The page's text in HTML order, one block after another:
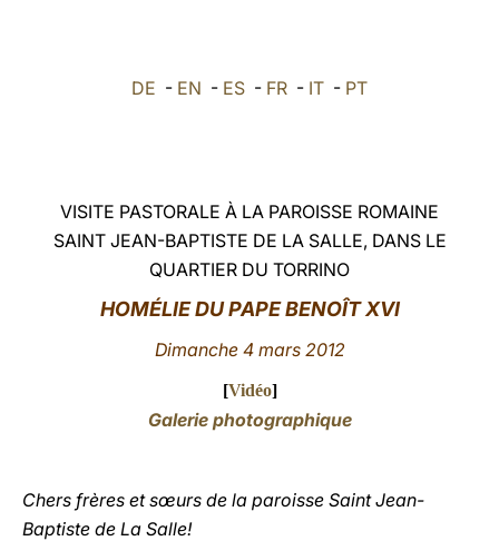
中文
DE - EN - ES - FR - IT - PT
VISITE PASTORALE À LA PAROISSE ROMAINE
SAINT JEAN-BAPTISTE DE LA SALLE, DANS LE
QUARTIER DU TORRINO
HOMÉLIE DU PAPE BENOÎT XVI
Dimanche 4 mars 2012
[Vidéo]
Galerie photographique
Chers frères et sœurs de la paroisse Saint Jean-
Baptiste de La Salle!